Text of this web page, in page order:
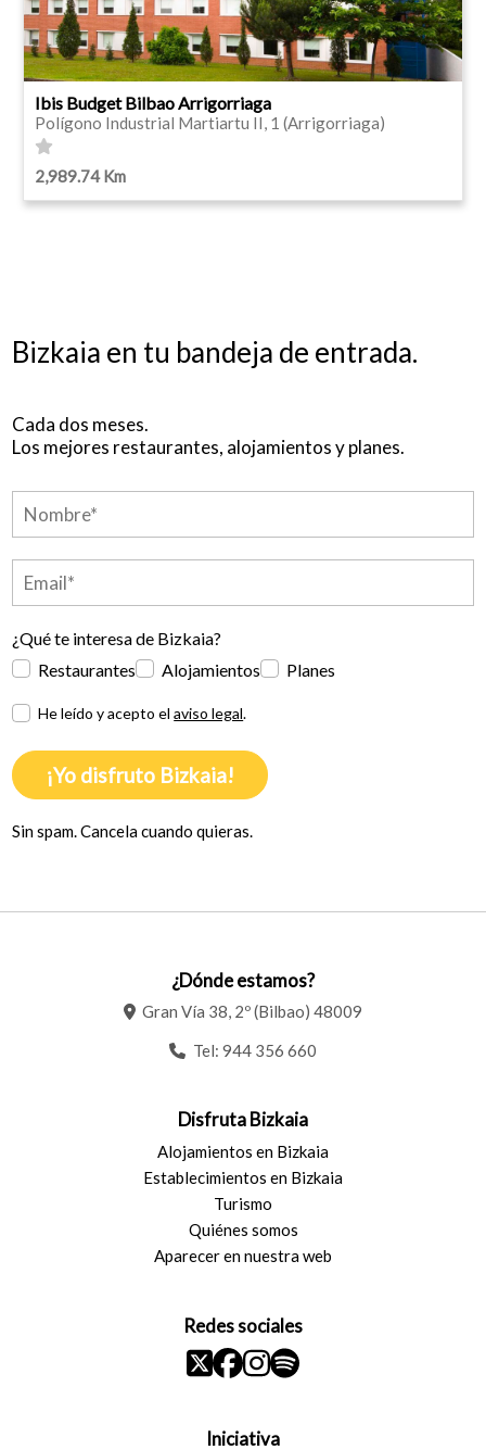
Ibis Budget Bilbao Arrigorriaga
Polígono Industrial Martiartu II, 1 (Arrigorriaga)
2,989.74 Km
Bizkaia en tu bandeja de entrada.
Cada dos meses.
Los mejores restaurantes, alojamientos y planes.
¿Qué te interesa de Bizkaia?
Restaurantes
Alojamientos Planes
He leído y acepto elaviso legal.
¡Yo disfruto Bizkaia!
Sin spam. Cancela cuando quieras.
¿Dónde estamos?
Gran Vía 38, 2º (Bilbao) 48009
Tel: 944 356 660
Disfruta Bizkaia
Alojamientos en Bizkaia
Establecimientos en Bizkaia
Turismo
Quiénes somos
Aparecer en nuestra web
Redes sociales
Iniciativa